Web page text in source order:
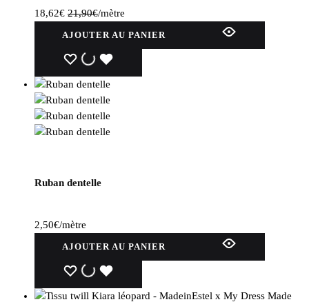
18,62€ 21,90€/mètre
AJOUTER AU PANIER
WISHLIST
WISHLIST
Ruban dentelle
2,50€/mètre
AJOUTER AU PANIER
WISHLIST
WISHLIST